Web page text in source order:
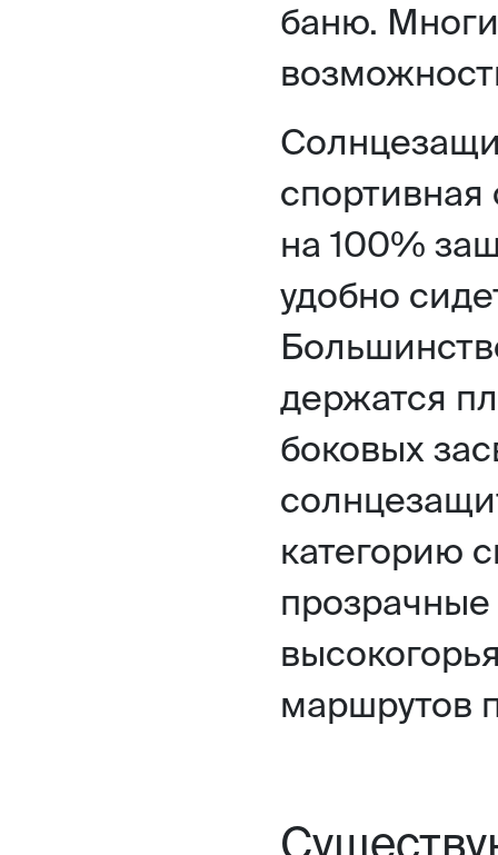
баню.
спортивная
на 100%
удобно
держатся
боковых
категорию
маршрутов